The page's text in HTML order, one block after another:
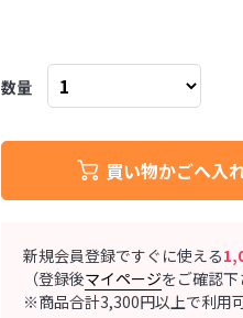
数量
買い物かごへ入
新規会員登録ですぐに使える
（登録後マイページをご確認下
※商品合計3,300円以上で利用